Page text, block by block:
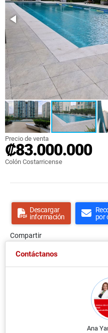
Precio de venta
₡83.000.000
Colón Costarricense
Descargar
información
por
Compartir
Contáctanos
Ana